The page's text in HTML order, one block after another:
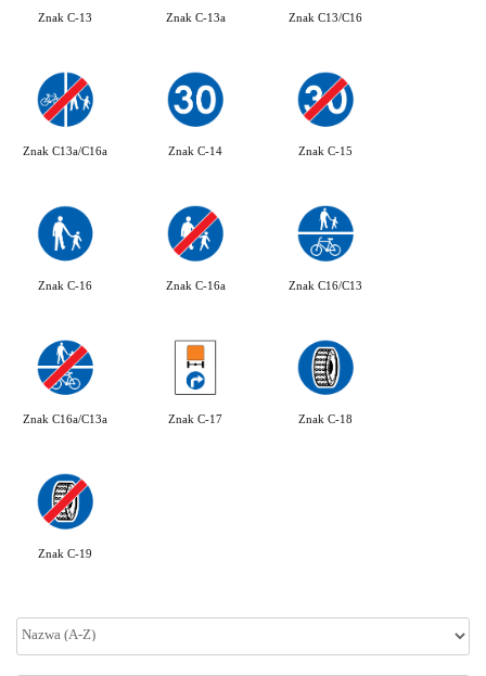
Znak C-13 Znak C-13a Znak C13/C16
Znak C13a/C16a Znak C-14 Znak C-15
Znak C-16 Znak C-16a Znak C16/C13
Znak C16a/C13a Znak C-17 Znak C-18
Znak C-19